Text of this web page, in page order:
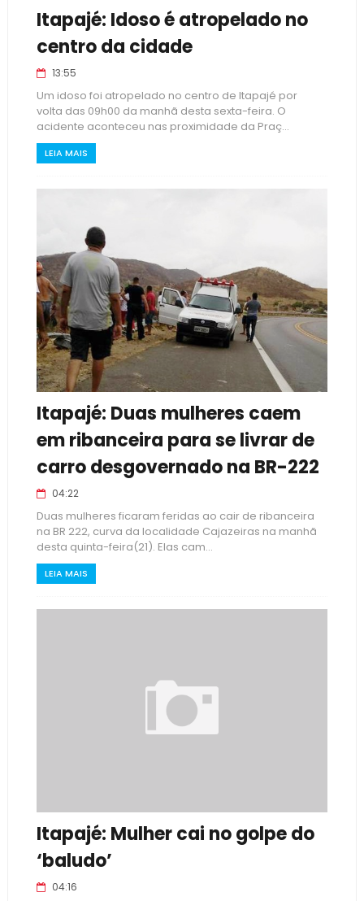
Itapajé: Idoso é atropelado no
centro da cidade
13:55
Um idoso foi atropelado no centro de Itapajé por
volta das 09h00 da manhã desta sexta-feira. O
acidente aconteceu nas proximidade da Praç...
LEIA MAIS
Itapajé: Duas mulheres caem
em ribanceira para se livrar de
carro desgovernado na BR-222
04:22
Duas mulheres ficaram feridas ao cair de ribanceira
na BR 222, curva da localidade Cajazeiras na manhã
desta quinta-feira(21). Elas cam...
LEIA MAIS
Itapajé: Mulher cai no golpe do
‘baludo’
04:16